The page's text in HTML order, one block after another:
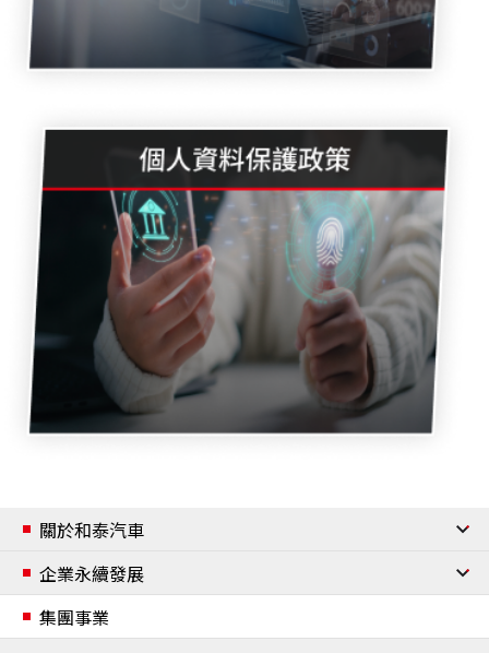
關於和泰汽車
公司簡介
經營團隊
企業永續發展
企業永續發展
集團事業